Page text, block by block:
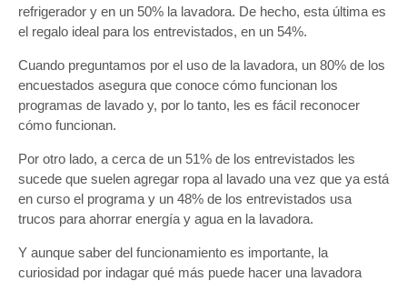
refrigerador y en un 50% la lavadora. De hecho, esta última es
el regalo ideal para los entrevistados, en un 54%.
Cuando preguntamos por el uso de la lavadora, un 80% de los
encuestados asegura que conoce cómo funcionan los
programas de lavado y, por lo tanto, les es fácil reconocer
cómo funcionan.
Por otro lado, a cerca de un 51% de los entrevistados les
sucede que suelen agregar ropa al lavado una vez que ya está
en curso el programa y un 48% de los entrevistados usa
trucos para ahorrar energía y agua en la lavadora.
Y aunque saber del funcionamiento es importante, la
curiosidad por indagar qué más puede hacer una lavadora